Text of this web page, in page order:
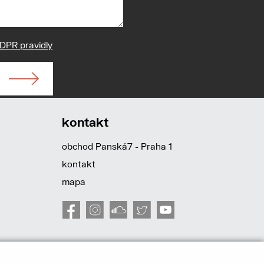
pravidly
kontakt
obchod Panská7 - Praha 1
kontakt
mapa